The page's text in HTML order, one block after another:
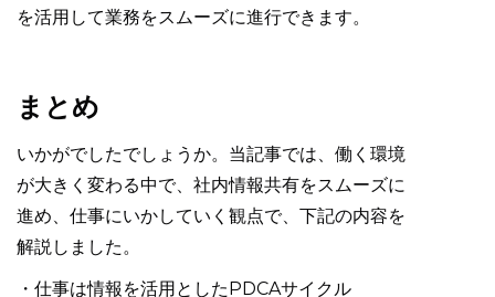
を活用して業務をスムーズに進行できます。
まとめ
いかがでしたでしょうか。当記事では、働く環境
が大きく変わる中で、社内情報共有をスムーズに
進め、仕事にいかしていく観点で、下記の内容を
解説しました。
・仕事は情報を活用としたPDCAサイクル